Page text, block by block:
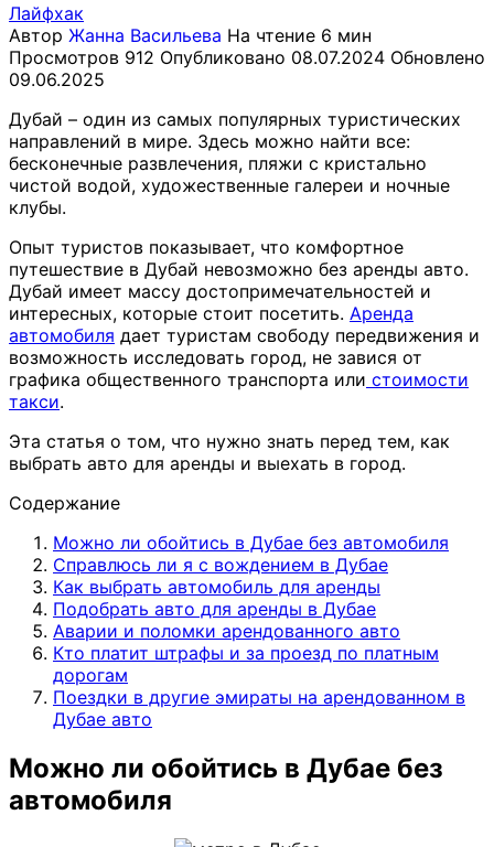
Лайфхак
Автор Жанна Васильева На чтение 6 мин
Просмотров 912 Опубликовано 08.07.2024 Обновлено
09.06.2025
Дубай – один из самых популярных туристических
направлений в мире. Здесь можно найти все:
бесконечные развлечения, пляжи с кристально
чистой водой, художественные галереи и ночные
клубы.
Опыт туристов показывает, что комфортное
путешествие в Дубай невозможно без аренды авто.
Дубай имеет массу достопримечательностей и
интересных, которые стоит посетить. Аренда
автомобиля дает туристам свободу передвижения и
возможность исследовать город, не завися от
графика общественного транспорта или стоимости
такси.
Эта статья о том, что нужно знать перед тем, как
выбрать авто для аренды и выехать в город.
Содержание
Можно ли обойтись в Дубае без автомобиля
Справлюсь ли я с вождением в Дубае
Как выбрать автомобиль для аренды
Подобрать авто для аренды в Дубае
Аварии и поломки арендованного авто
Кто платит штрафы и за проезд по платным
дорогам
Поездки в другие эмираты на арендованном в
Дубае авто
Можно ли обойтись в Дубае без
автомобиля